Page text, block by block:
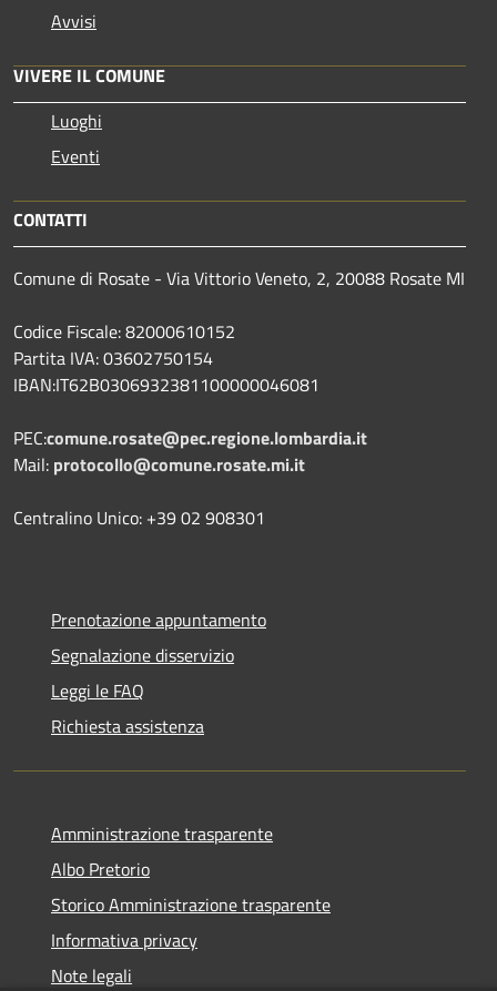
Avvisi
VIVERE IL COMUNE
Luoghi
Eventi
CONTATTI
Comune di Rosate - Via Vittorio Veneto, 2, 20088 Rosate MI
Codice Fiscale: 82000610152
Partita IVA: 03602750154
IBAN:IT62B0306932381100000046081
PEC:comune.rosate@pec.regione.lombardia.it
Mail: protocollo@comune.rosate.mi.it
Centralino Unico: +39 02 908301
Prenotazione appuntamento
Segnalazione disservizio
Leggi le FAQ
Richiesta assistenza
Amministrazione trasparente
Albo Pretorio
Storico Amministrazione trasparente
Informativa privacy
Note legali